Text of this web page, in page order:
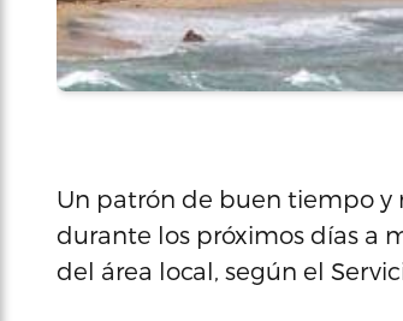
Un patrón de buen tiempo
durante los próximos días a
del área local, según el